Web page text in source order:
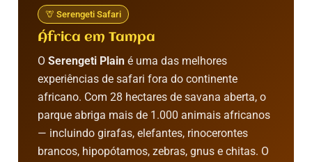
🦒 Serengeti Safari
África em Tampa
O Serengeti Plain é uma das melhores
experiências de safari fora do continente
africano. Com 28 hectares de savana aberta, o
parque abriga mais de 1.000 animais africanos
— incluindo girafas, elefantes, rinocerontes
brancos, hipopótamos, zebras, gnus e chitas. O